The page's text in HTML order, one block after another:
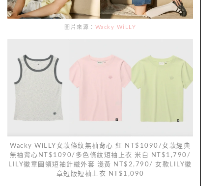
圖片來源： Wacky WiLLY
Wacky WiLLY女款條紋無袖背心 紅 NT$1090/女款經典
無袖背心NT$1090/多色條紋短袖上衣 米白 NT$1,790/
LILY徽章圓領短袖針織外套 淺黃 NT$2,790/ 女款LILY徽
章短版短袖上衣 NT$1,090